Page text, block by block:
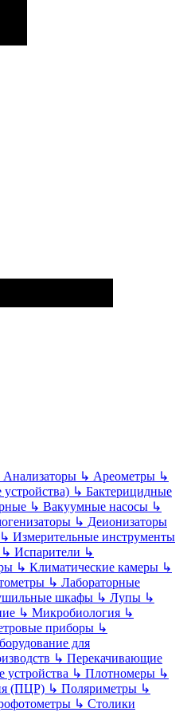
Анализаторы ↳ Ареометры ↳
↳ Бактерицидные
↳ Вакуумные насосы ↳
↳ Деионизаторы
↳ Измерительные инструменты
↳ Испарители ↳
↳ Климатические камеры ↳
↳ Лабораторные
шкафы ↳ Лупы ↳
↳ Микробиология ↳
приборы ↳
для
↳ Перекачивающие
↳ Плотномеры ↳
(ПЦР) ↳ Поляриметры ↳
↳ Столики